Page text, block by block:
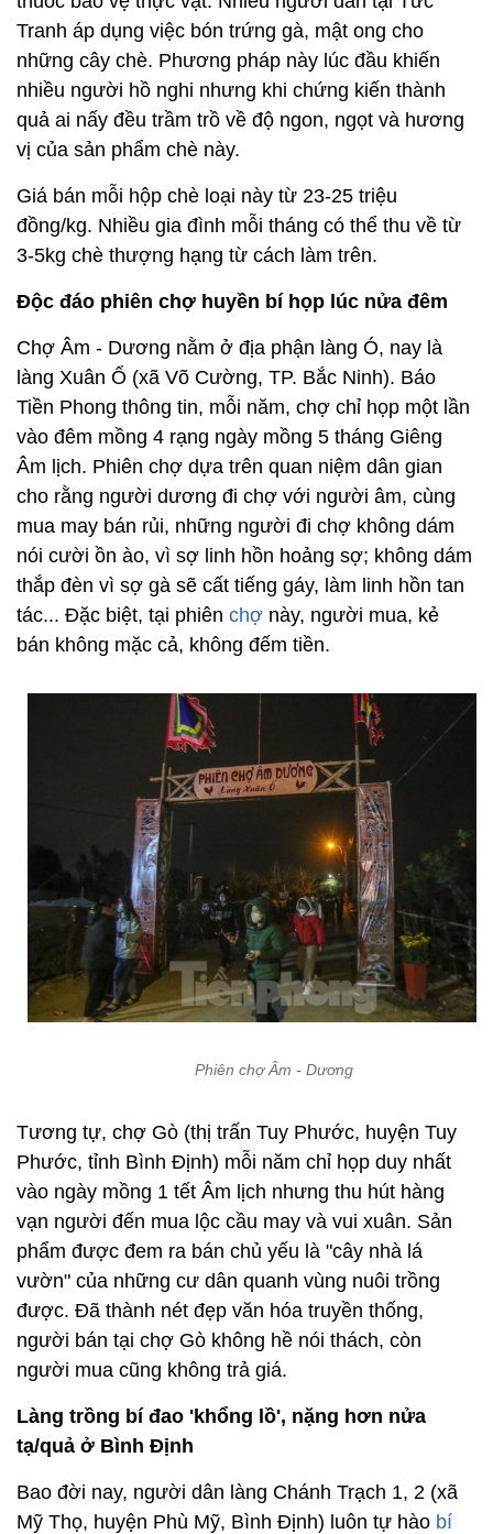
Tranh áp dụng việc bón trứng gà, mật ong cho
những cây chè. Phương pháp này lúc đầu khiến
nhiều người hồ nghi nhưng khi chứng kiến thành
quả ai nấy đều trầm trồ về độ ngon, ngọt và hương
vị của sản phẩm chè này.
Giá bán mỗi hộp chè loại này từ 23-25 triệu
đồng/kg. Nhiều gia đình mỗi tháng có thể thu về từ
3-5kg chè thượng hạng từ cách làm trên.
Độc đáo phiên chợ huyền bí họp lúc nửa đêm
Chợ Âm - Dương nằm ở địa phận làng Ó, nay là
làng Xuân Ổ (xã Võ Cường, TP. Bắc Ninh). Báo
Tiền Phong thông tin, mỗi năm, chợ chỉ họp một lần
vào đêm mồng 4 rạng ngày mồng 5 tháng Giêng
Âm lịch. Phiên chợ dựa trên quan niệm dân gian
cho rằng người dương đi chợ với người âm, cùng
mua may bán rủi, những người đi chợ không dám
nói cười ồn ào, vì sợ linh hồn hoảng sợ; không dám
thắp đèn vì sợ gà sẽ cất tiếng gáy, làm linh hồn tan
tác... Đặc biệt, tại phiên chợ này, người mua, kẻ
bán không mặc cả, không đếm tiền.
Phiên chợ Âm - Dương
Tương tự, chợ Gò (thị trấn Tuy Phước, huyện Tuy
Phước, tỉnh Bình Định) mỗi năm chỉ họp duy nhất
vào ngày mồng 1 tết Âm lịch nhưng thu hút hàng
vạn người đến mua lộc cầu may và vui xuân. Sản
phẩm được đem ra bán chủ yếu là "cây nhà lá
vườn" của những cư dân quanh vùng nuôi trồng
được. Đã thành nét đẹp văn hóa truyền thống,
người bán tại chợ Gò không hề nói thách, còn
người mua cũng không trả giá.
Làng trồng bí đao 'khổng lồ', nặng hơn nửa
tạ/quả ở Bình Định
Bao đời nay, người dân làng Chánh Trạch 1, 2 (xã
Mỹ Thọ, huyện Phù Mỹ, Bình Định) luôn tự hào bí